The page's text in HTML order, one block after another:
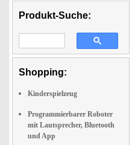
Produkt-Suche:
Shopping:
Kinderspielzeug
Programmierbarer Roboter
mit Lautsprecher, Bluetooth
und App